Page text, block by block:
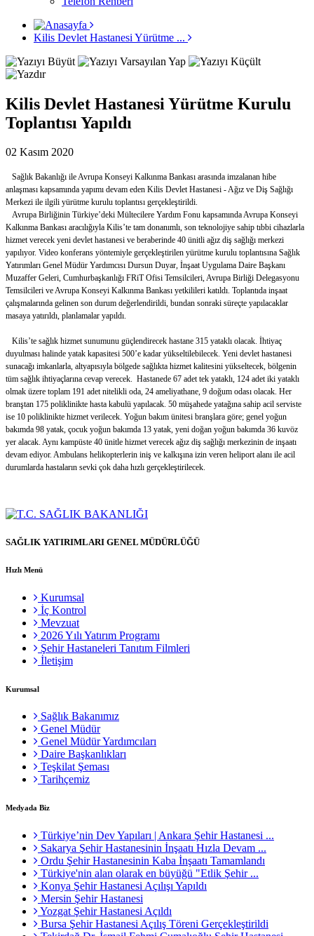
Kilis Devlet Hastanesi Yürütme ...
Kilis Devlet Hastanesi Yürütme Kurulu
Toplantısı Yapıldı
02 Kasım 2020
Sağlık Bakanlığı ile Avrupa Konseyi Kalkınma Bankası arasında imzalanan hibe
anlaşması kapsamında yapımı devam eden Kilis Devlet Hastanesi - Ağız ve Diş Sağlığı
Merkezi ile ilgili yürütme kurulu toplantısı gerçekleştirildi.
Avrupa Birliğinin Türkiye’deki Mültecilere Yardım Fonu kapsamında Avrupa Konseyi
Kalkınma Bankası aracılığıyla Kilis’te tam donanımlı, son teknolojiye sahip tıbbi cihazlarla
hizmet verecek yeni devlet hastanesi ve beraberinde 40 ünitli ağız diş sağlığı merkezi
yapılıyor. Video konferans yöntemiyle gerçekleştirilen yürütme kurulu toplantısına Sağlık
Yatırımları Genel Müdür Yardımcısı Dursun Duyar, İnşaat Uygulama Daire Başkanı
Muzaffer Geleri, Cumhurbaşkanlığı FRiT Ofisi Temsilcileri, Avrupa Birliği Delegasyonu
Temsilcileri ve Avrupa Konseyi Kalkınma Bankası yetkilileri katıldı. Toplantıda inşaat
çalışmalarında gelinen son durum değerlendirildi, bundan sonraki süreçte yapılacaklar
masaya yatırıldı, planlamalar yapıldı.
Kilis’te sağlık hizmet sunumunu güçlendirecek hastane 315 yataklı olacak. İhtiyaç
duyulması halinde yatak kapasitesi 500’e kadar yükseltilebilecek. Yeni devlet hastanesi
sunacağı imkanlarla, altyapısıyla bölgede sağlıkta hizmet kalitesini yükseltecek, bölgenin
tüm sağlık ihtiyaçlarına cevap verecek. Hastanede 67 adet tek yataklı, 124 adet iki yataklı
olmak üzere toplam 191 adet nitelikli oda, 24 ameliyathane, 9 doğum odası olacak. Her
branştan 175 poliklinikte hasta kabulü yapılacak. 50 müşahede yatağına sahip acil serviste
ise 10 poliklinikte hizmet verilecek. Yoğun bakım ünitesi branşlara göre; genel yoğun
bakımda 98 yatak, çocuk yoğun bakımda 13 yatak, yeni doğan yoğun bakımda 36 kuvöz
yer alacak. Aynı kampüste 40 ünitle hizmet verecek ağız diş sağlığı merkezinin de inşaatı
devam ediyor. Ambulans helikopterlerin iniş ve kalkışına izin veren heliport alanı ile acil
durumlarda hastaların sevki çok daha hızlı gerçekleştirilecek.
SAĞLIK YATIRIMLARI GENEL MÜDÜRLÜĞÜ
Hızlı Menü
Kurumsal
İç Kontrol
Mevzuat
2026 Yılı Yatırım Programı
Şehir Hastaneleri Tanıtım Filmleri
İletişim
Kurumsal
Sağlık Bakanımız
Genel Müdür
Genel Müdür Yardımcıları
Daire Başkanlıkları
Teşkilat Şeması
Tarihçemiz
Medyada Biz
Türkiye’nin Dev Yapıları | Ankara Şehir Hastanesi ...
Sakarya Şehir Hastanesinin İnşaatı Hızla Devam ...
Ordu Şehir Hastanesinin Kaba İnşaatı Tamamlandı
Türkiye'nin alan olarak en büyüğü "Etlik Şehir ...
Konya Şehir Hastanesi Açılışı Yapıldı
Mersin Şehir Hastanesi
Yozgat Şehir Hastanesi Açıldı
Bursa Şehir Hastanesi Açılış Töreni Gerçekleştirildi